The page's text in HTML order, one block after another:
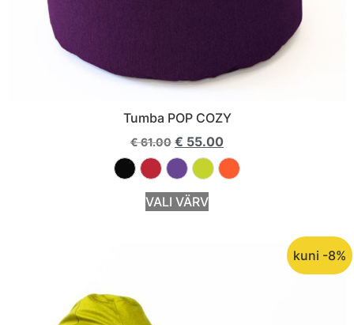
Tumba POP COZY
€61.00 € 55.00
VALI VÄRV
kuni -8%